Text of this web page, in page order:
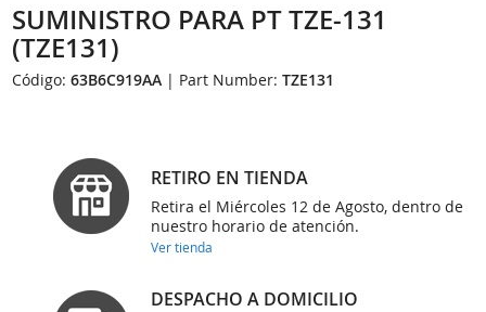
SUMINISTRO PARA PT TZE-131
(TZE131)
Código:63B6C919AA | Part Number:TZE131
RETIRO EN TIENDA
Retira el Miércoles 12 de Agosto, dentro de
nuestro horario de atención.
Ver tienda
DESPACHO A DOMICILIO